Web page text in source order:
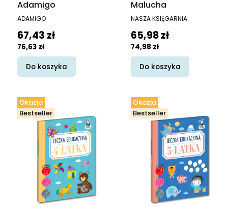
Adamigo
PRODUCENT
ADAMIGO
Cena promocyjna
67,43 zł
76,63 zł
Do koszyka
Malucha
PRODUCENT
NASZA KSIĘGARNIA
Cena promocyjna
65,98 zł
74,98 zł
Do koszyka
Okazja
Bestseller
Okazja
Bestseller